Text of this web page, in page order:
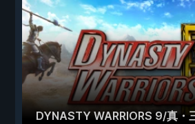
DYNASTY WARRIORS 9/真・